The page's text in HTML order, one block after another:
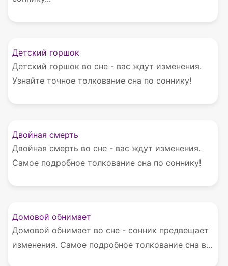
Детский горшок
Детский горшок во сне - вас ждут изменения.
Узнайте точное толкование сна по соннику!
Двойная смерть
Двойная смерть во сне - вас ждут изменения.
Самое подробное толкование сна по соннику!
Домовой обнимает
Домовой обнимает во сне - сонник предвещает
изменения. Самое подробное толкование сна в...